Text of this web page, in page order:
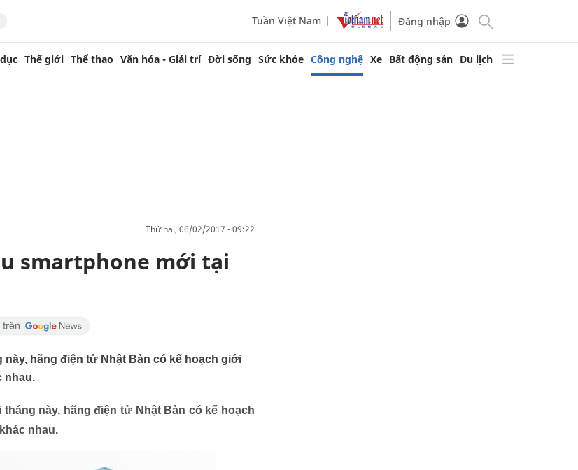
Tuần Việt Nam Đăng nhập
Thế giới Thể thao Văn hóa - Giải trí Đời sống Sức khỏe Công nghệ Xe Bất động sản Du lịch
thứ hai, 06/02/2017 - 09:22
smartphone mới tại
này, hãng điện tử Nhật Bản có kế hoạch giới
nhau.
này, hãng điện tử Nhật Bản có kế hoạch
nhau.